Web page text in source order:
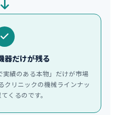
器だけが残る
績のある本物」だけが市場
クリニックの機械ラインナッ
くるのです。